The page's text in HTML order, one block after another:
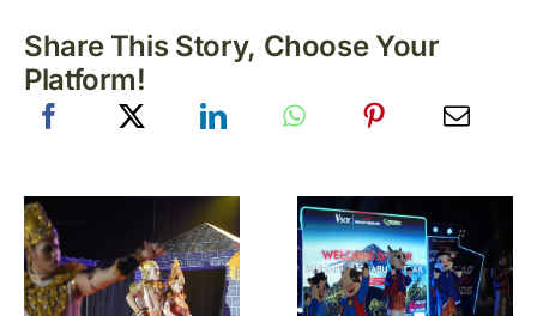
Share This Story, Choose Your
Platform!